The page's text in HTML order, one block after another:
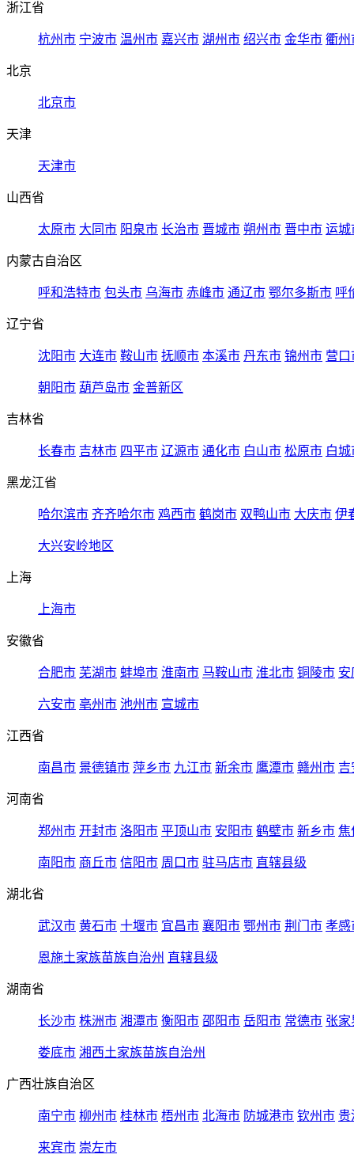
浙江省
杭州市 宁波市 温州市 嘉兴市 湖州市 绍兴市 金华市 衢州
北京
北京市
天津
天津市
山西省
太原市 大同市 阳泉市 长治市 晋城市 朔州市 晋中市 运城
内蒙古自治区
呼和浩特市 包头市 乌海市 赤峰市 通辽市 鄂尔多斯市 呼
辽宁省
沈阳市 大连市 鞍山市 抚顺市 本溪市 丹东市 锦州市 营口
朝阳市 葫芦岛市 金普新区
吉林省
长春市 吉林市 四平市 辽源市 通化市 白山市 松原市 白城
黑龙江省
哈尔滨市 齐齐哈尔市 鸡西市 鹤岗市 双鸭山市 大庆市 伊
大兴安岭地区
上海
上海市
安徽省
合肥市 芜湖市 蚌埠市 淮南市 马鞍山市 淮北市 铜陵市 安
六安市 亳州市 池州市 宣城市
江西省
南昌市 景德镇市 萍乡市 九江市 新余市 鹰潭市 赣州市 吉
河南省
郑州市 开封市 洛阳市 平顶山市 安阳市 鹤壁市 新乡市 焦
南阳市 商丘市 信阳市 周口市 驻马店市 直辖县级
湖北省
武汉市 黄石市 十堰市 宜昌市 襄阳市 鄂州市 荆门市 孝感
恩施土家族苗族自治州 直辖县级
湖南省
长沙市 株洲市 湘潭市 衡阳市 邵阳市 岳阳市 常德市 张家
娄底市 湘西土家族苗族自治州
广西壮族自治区
南宁市 柳州市 桂林市 梧州市 北海市 防城港市 钦州市 贵
来宾市 崇左市